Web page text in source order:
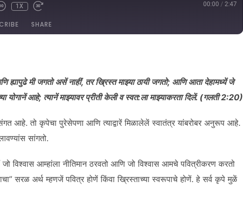
1X 00:00 / 2:47
SHARE
ह्यापुढे मी जगतो असें नाहीं, तर ख्रिस्त माझ्या ठायी जगतो; आणि आता देहामध्यें जे
योगानें आहे; त्यानें माझ्यावर प्रीती केली व स्वत:ला माझ्याकरता दिलें. (गलती 2:20)
आहे. तो कृपेचा पुरेसेपणा आणि त्याद्वारें मिळालेलें स्वातंत्र यांबरोबर अनुरूप आहे.
सांगतो.
विश्वास आम्हांला नीतिमान ठरवतो आणि जो विश्वास आमचे पवित्रीकरण करतो
सरळ अर्थ म्हणजें पवित्र होणें किंवा ख्रिस्ताच्या स्वरूपाचे होणें. हे सर्व कृपे मुळें